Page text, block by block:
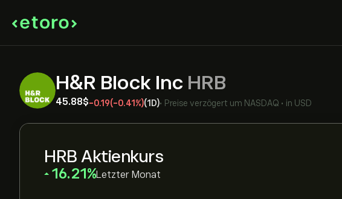
H&R Block Inc HRB
45.88‎$‎-0.19(-0.41%)(1D)• Preise verzögert um NASDAQ • in USD
HRB Aktienkurs
‎16.21‎ Letzter Monat